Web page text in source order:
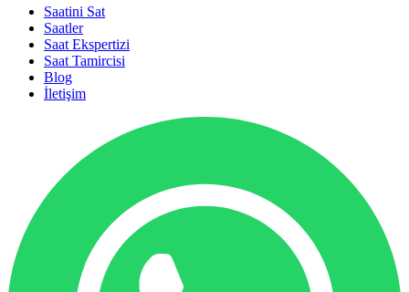
Saatini Sat
Saatler
Saat Ekspertizi
Saat Tamircisi
Blog
İletişim